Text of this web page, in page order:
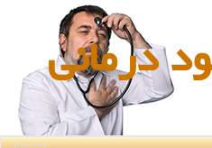
درمانی